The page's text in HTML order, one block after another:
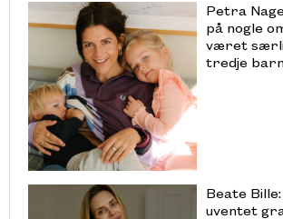
Petra
på nogle
været
tredje
Beate
uventet